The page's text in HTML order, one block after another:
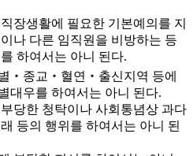
장생활에 필요한 기본예의를 지
나 다른 임직원을 비방하는 등
하여서는 아니 된다.
‧종교‧혈연‧출신지역 등에
대우를 하여서는 아니 된다.
당한 청탁이나 사회통념상 과다
등의 행위를 하여서는 아니 된